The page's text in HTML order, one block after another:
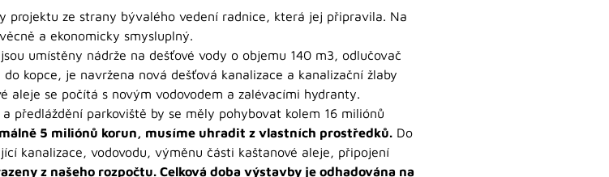
projektu ze strany bývalého vedení radnice, která jej připravila. Na
a ekonomicky smysluplný.
umístěny nádrže na dešťové vody o objemu 140 m3, odlučovač
kopce, je navržena nová dešťová kanalizace a kanalizační žlaby
aleje se počítá s novým vodovodem a zalévacími hydranty.
předláždění parkoviště by se měly pohybovat kolem 16 miliónů
5 miliónů korun, musíme uhradit z vlastních prostředků. Do
kanalizace, vodovodu, výměnu části kaštanové aleje, připojení
z našeho rozpočtu. Celková doba výstavby je odhadována na